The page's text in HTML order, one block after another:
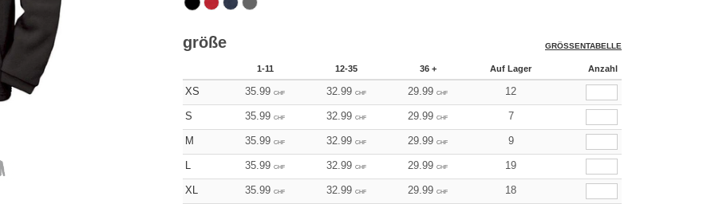
größe GRÖSSENTABELLE
1-11 12-35 36 + Auf Lager Anzahl
XS 35.99 CHF 32.99 CHF 29.99 CHF 12
S 35.99 CHF 32.99 CHF 29.99 CHF 7
M 35.99 CHF 32.99 CHF 29.99 CHF 9
L 35.99 CHF 32.99 CHF 29.99 CHF 19
XL 35.99 CHF 32.99 CHF 29.99 CHF 18